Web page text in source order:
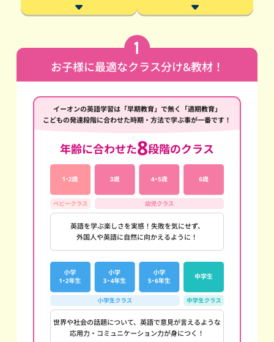
お子様に最適なクラス分け&教材！
イーオンの英語学習は「早期教育」で無く「適期教育」
こどもの発達段階に合わせた時期・方法で学ぶ事が一番です！
年齢に合わせた8段階のクラス
英語を学ぶ楽しさを実感！失敗を気にせず、
外国人や英語に自然に向かえるように！
世界や社会の話題について、英語で意見が言えるような
応用力・コミュニケーション力が身につく！